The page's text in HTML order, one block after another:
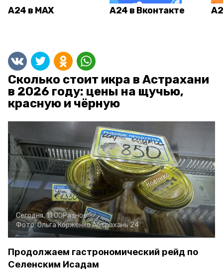
А24 в MAX А24 в Вконтакте
Сколько стоит икра в Астрахани
в 2026 году: цены на щучью,
красную и чёрную
Сегодня, 11:00Разное
Фото:Ольга КорженкоАстрахань 24
Продолжаем гастрономический рейд по
Селенским Исадам